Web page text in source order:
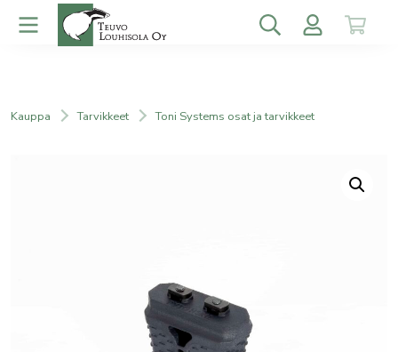
Kauppa Tarvikkeet Toni Systems osat ja tarvikkeet